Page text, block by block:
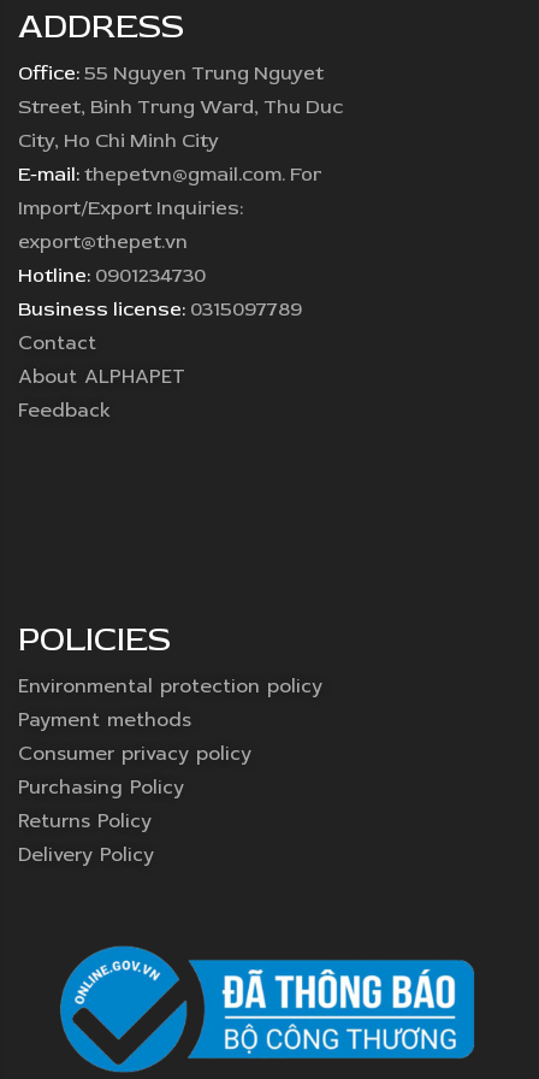
ADDRESS
Office: 55 Nguyen Trung Nguyet
Street, Binh Trung Ward, Thu Duc
City, Ho Chi Minh City
E-mail: thepetvn@gmail.com. For
Import/Export Inquiries:
export@thepet.vn
Hotline: 0901234730
Business license: 0315097789
Contact
About ALPHAPET
Feedback
POLICIES
Environmental protection policy
Payment methods
Consumer privacy policy
Purchasing Policy
Returns Policy
Delivery Policy